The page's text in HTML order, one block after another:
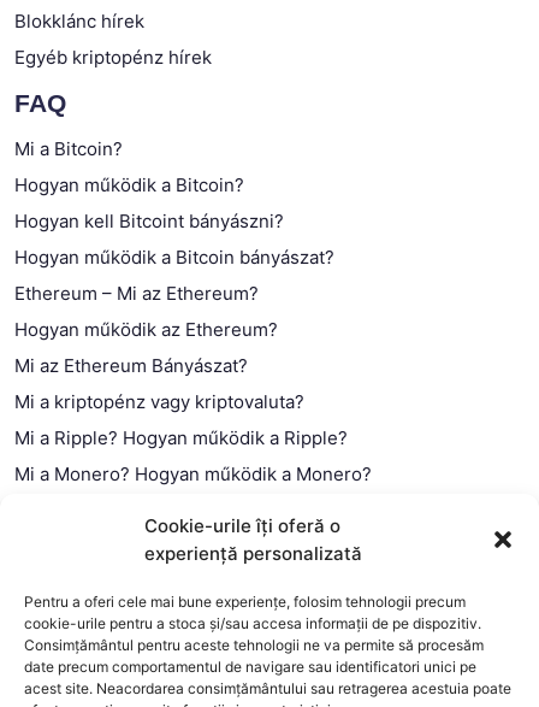
Cookie-urile îți oferă o
experiență personalizată
Pentru a oferi cele mai bune experiențe, folosim tehnologii precum
cookie-urile pentru a stoca și/sau accesa informații de pe dispozitiv.
Consimțământul pentru aceste tehnologii ne va permite să procesăm
date precum comportamentul de navigare sau identificatori unici pe
acest site. Neacordarea consimțământului sau retragerea acestuia poate
Blokklánc hírek
Egyéb kriptopénz hírek
FAQ
Mi a Bitcoin?
Hogyan működik a Bitcoin?
Hogyan kell Bitcoint bányászni?
Hogyan működik a Bitcoin bányászat?
Ethereum – Mi az Ethereum?
Hogyan működik az Ethereum?
Mi az Ethereum Bányászat?
Mi a kriptopénz vagy kriptovaluta?
Mi a Ripple? Hogyan működik a Ripple?
Mi a Monero? Hogyan működik a Monero?
Mi a blokklánc (technológia)?